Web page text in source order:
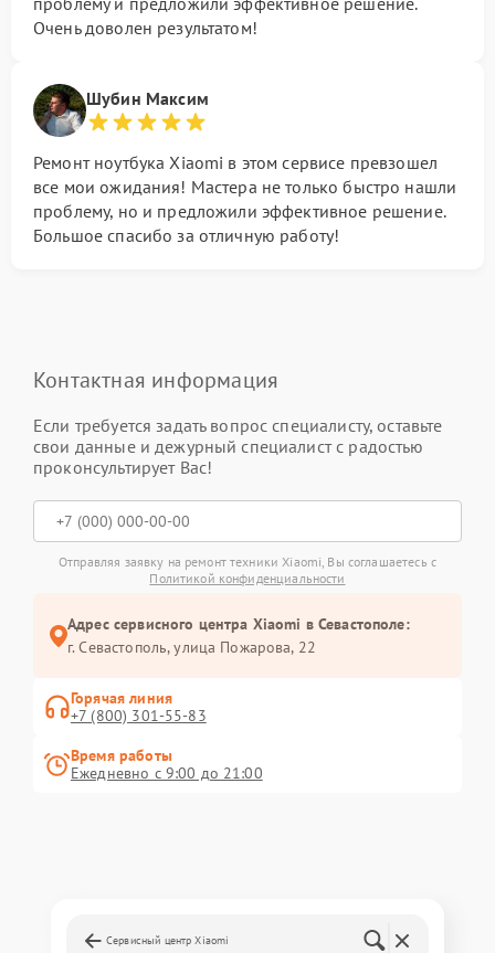
Очень доволен результатом!
Шубин Максим
Ремонт ноутбука Xiaomi в этом сервисе превзошел
все мои ожидания! Мастера не только быстро нашли
проблему, но и предложили эффективное решение.
Большое спасибо за отличную работу!
Контактная информация
Если требуется задать вопрос специалисту, оставьте
свои данные и дежурный специалист с радостью
проконсультирует Вас!
Отправляя заявку на ремонт техники Xiaomi, Вы соглашаетесь с
Политикой конфиденциальности
Адрес сервисного центра Xiaomi в Севастополе:
г. Севастополь, улица Пожарова, 22
Горячая линия
+7 (800) 301-55-83
Время работы
Ежедневно с 9:00 до 21:00
Сервисный центр Xiaomi